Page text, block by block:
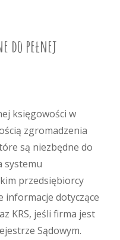
do pełnej
księgowości w
zgromadzenia
są niezbędne do
systemu
przedsiębiorcy
informacje dotyczące
KRS, jeśli firma jest
Sądowym.